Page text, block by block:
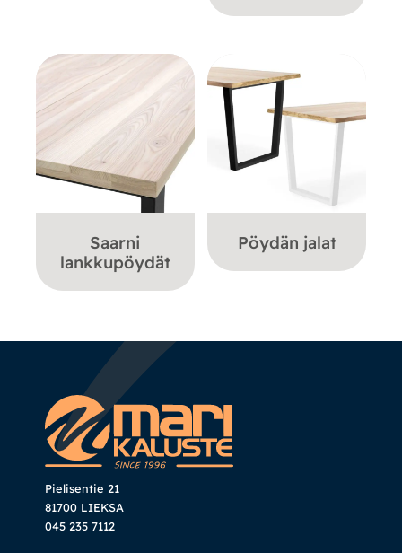
Saarni
lankkupöydät
Pöydän jalat
Pielisentie 21
81700 LIEKSA
045 235 7112